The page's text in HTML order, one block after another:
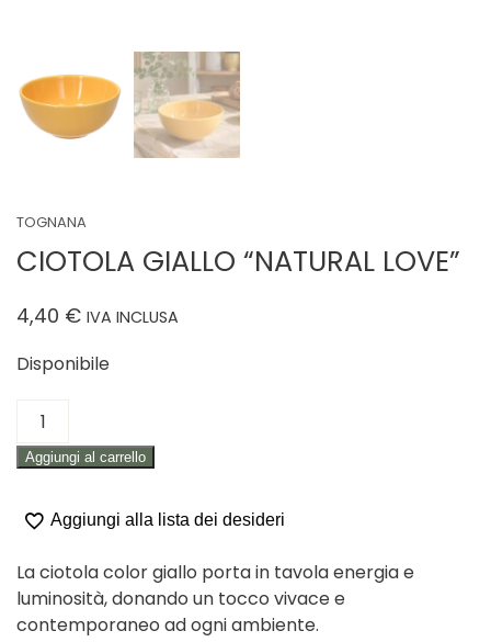
TOGNANA
CIOTOLA GIALLO “NATURAL LOVE”
4,40 € IVA INCLUSA
Disponibile
CIOTOLA
"NATURAL
quantità
Aggiungi al carrello
Aggiungi alla lista dei desideri
La ciotola color giallo porta in tavola energia e
luminosità, donando un tocco vivace e
contemporaneo ad ogni ambiente.